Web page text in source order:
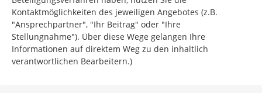
Kontaktmöglichkeiten des jeweiligen Angebotes (z.B.
"Ansprechpartner", "Ihr Beitrag" oder "Ihre
Stellungnahme"). Über diese Wege gelangen Ihre
Informationen auf direktem Weg zu den inhaltlich
verantwortlichen Bearbeitern.)